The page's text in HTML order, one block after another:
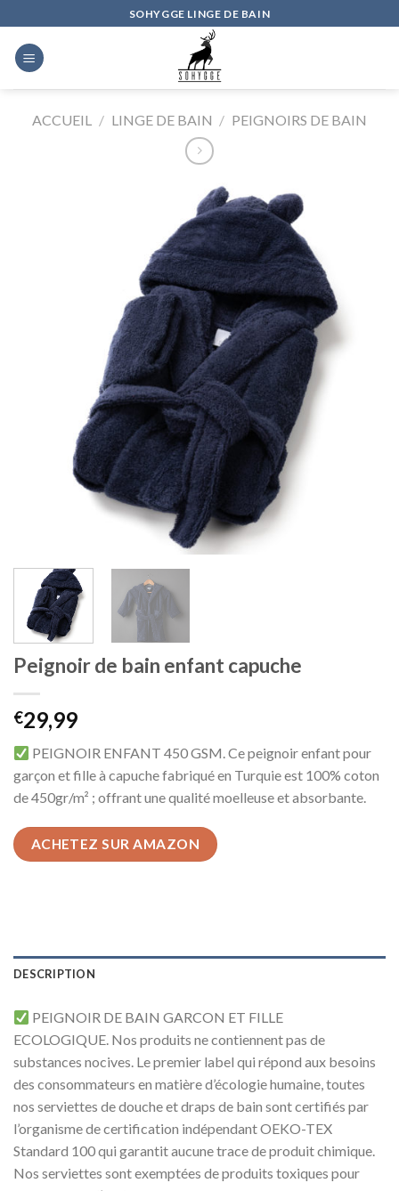
content
SOHYGGE LINGE DE BAIN
ACCUEIL / LINGE DE BAIN / PEIGNOIRS DE BAIN
Peignoir de bain enfant capuche
€29,99
PEIGNOIR ENFANT 450 GSM.Ce peignoir enfant pour
garçon et fille à capuche fabriqué en Turquie est 100% coton
de 450gr/m² ; offrant une qualité moelleuse et absorbante.
ACHETEZ SUR AMAZON
DESCRIPTION
PEIGNOIR DE BAIN GARCON ET FILLE
ECOLOGIQUE. Nos produits ne contiennent pas de
substances nocives. Le premier label qui répond aux besoins
des consommateurs en matière d’écologie humaine, toutes
nos serviettes de douche et draps de bain sont certifiés par
l’organisme de certification indépendant OEKO-TEX
Standard 100 qui garantit aucune trace de produit chimique.
Nos serviettes sont exemptées de produits toxiques pour